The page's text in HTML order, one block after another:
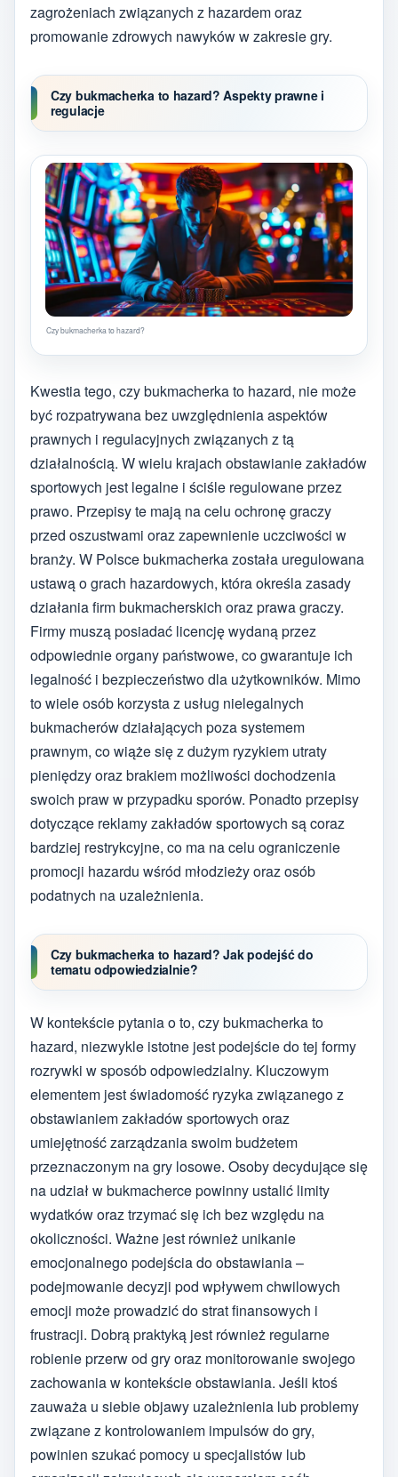
zagrożeniach związanych z hazardem oraz
promowanie zdrowych nawyków w zakresie gry.
Czy bukmacherka to hazard? Aspekty prawne i
regulacje
Czy bukmacherka to hazard?
Kwestia tego, czy bukmacherka to hazard, nie może
być rozpatrywana bez uwzględnienia aspektów
prawnych i regulacyjnych związanych z tą
działalnością. W wielu krajach obstawianie zakładów
sportowych jest legalne i ściśle regulowane przez
prawo. Przepisy te mają na celu ochronę graczy
przed oszustwami oraz zapewnienie uczciwości w
branży. W Polsce bukmacherka została uregulowana
ustawą o grach hazardowych, która określa zasady
działania firm bukmacherskich oraz prawa graczy.
Firmy muszą posiadać licencję wydaną przez
odpowiednie organy państwowe, co gwarantuje ich
legalność i bezpieczeństwo dla użytkowników. Mimo
to wiele osób korzysta z usług nielegalnych
bukmacherów działających poza systemem
prawnym, co wiąże się z dużym ryzykiem utraty
pieniędzy oraz brakiem możliwości dochodzenia
swoich praw w przypadku sporów. Ponadto przepisy
dotyczące reklamy zakładów sportowych są coraz
bardziej restrykcyjne, co ma na celu ograniczenie
promocji hazardu wśród młodzieży oraz osób
podatnych na uzależnienia.
Czy bukmacherka to hazard? Jak podejść do
tematu odpowiedzialnie?
W kontekście pytania o to, czy bukmacherka to
hazard, niezwykle istotne jest podejście do tej formy
rozrywki w sposób odpowiedzialny. Kluczowym
elementem jest świadomość ryzyka związanego z
obstawianiem zakładów sportowych oraz
umiejętność zarządzania swoim budżetem
przeznaczonym na gry losowe. Osoby decydujące się
na udział w bukmacherce powinny ustalić limity
wydatków oraz trzymać się ich bez względu na
okoliczności. Ważne jest również unikanie
emocjonalnego podejścia do obstawiania –
podejmowanie decyzji pod wpływem chwilowych
emocji może prowadzić do strat finansowych i
frustracji. Dobrą praktyką jest również regularne
robienie przerw od gry oraz monitorowanie swojego
zachowania w kontekście obstawiania. Jeśli ktoś
zauważa u siebie objawy uzależnienia lub problemy
związane z kontrolowaniem impulsów do gry,
powinien szukać pomocy u specjalistów lub